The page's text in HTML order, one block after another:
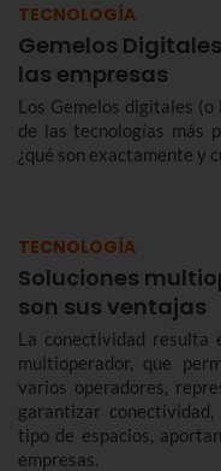
TECNOLOGÍA
Gemelos
las empresas
Los Gemelos digitales
de las tecnologías más
¿qué son exactamente y
TECNOLOGÍA
Soluciones
son sus ventajas
La conectividad resulta
multioperador, que
varios operadores,
garantizar
tipo de espacios,
empresas.